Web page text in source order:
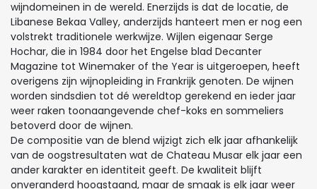
wijndomeinen in de wereld. Enerzijds is dat de locatie, de
Libanese Bekaa Valley, anderzijds hanteert men er nog een
volstrekt traditionele werkwijze. Wijlen eigenaar Serge
Hochar, die in 1984 door het Engelse blad Decanter
Magazine tot Winemaker of the Year is uitgeroepen, heeft
overigens zijn wijnopleiding in Frankrijk genoten. De wijnen
worden sindsdien tot dé wereldtop gerekend en ieder jaar
weer raken toonaangevende chef-koks en sommeliers
betoverd door de wijnen.
De compositie van de blend wijzigt zich elk jaar afhankelijk
van de oogstresultaten wat de Chateau Musar elk jaar een
ander karakter en identiteit geeft. De kwaliteit blijft
onveranderd hoogstaand, maar de smaak is elk jaar weer